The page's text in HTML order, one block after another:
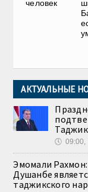
человек
АКТУАЛЬНЫЕ
🕔
Эмомали
Душанбе
таджикского